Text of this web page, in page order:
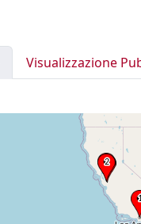
Visualizzazione